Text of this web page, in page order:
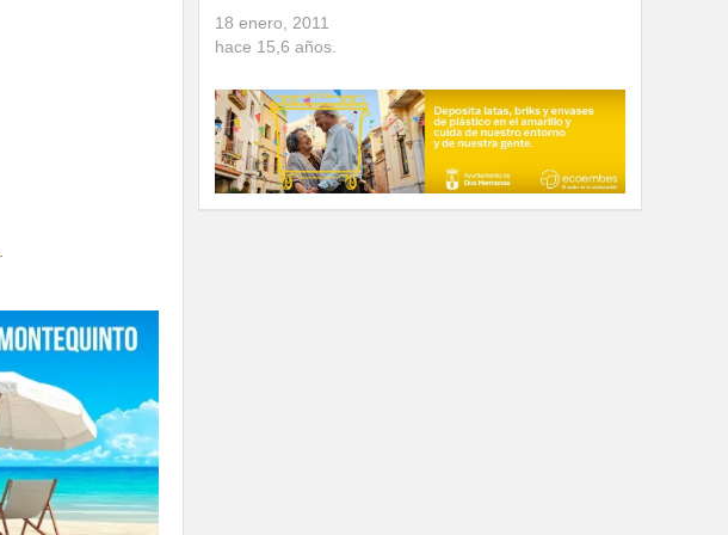
18 enero, 2011
hace 15,6 años.